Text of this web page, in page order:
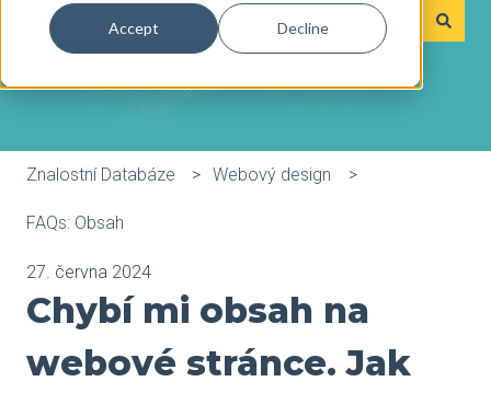
Accept Decline
K dispozici nejsou žádné návrhy, protože pole hledání
Znalostní Databáze Webový design
FAQs: Obsah
27. června 2024
Chybí mi obsah na
webové stránce. Jak